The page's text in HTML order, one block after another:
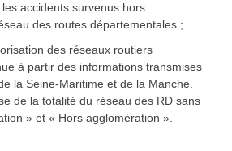
accidents survenus hors
des routes départementales ;
des réseaux routiers
à partir des informations transmises
la Seine-Maritime et de la Manche.
de la totalité du réseau des RD sans
» et « Hors agglomération ».